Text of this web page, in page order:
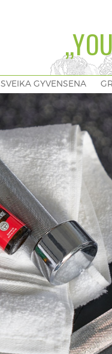
SVEIKA GYVENSENA